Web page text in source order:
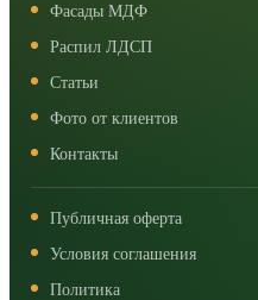
Фасады МДФ
Распил ЛДСП
Статьи
Фото от клиентов
Контакты
Публичная оферта
Условия соглашения
Политика